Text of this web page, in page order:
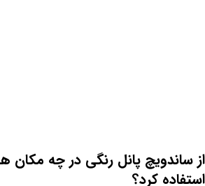
از ساندویچ پانل رنگی در چه مکان
استفاده کرد؟